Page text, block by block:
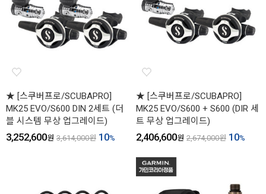
★ [스쿠버프로/SCUBAPRO]
MK25 EVO/S600 DIN 2세트 (더
블 시스템 무상 업그레이드)
3,252,600원 3,614,000원 10%
★ [스쿠버프로/SCUBAPRO]
MK25 EVO/S600 + S600 (DIR 세
트 무상 업그레이드)
2,406,600원 2,674,000원 10%